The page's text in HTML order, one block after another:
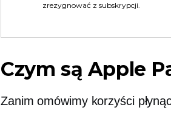
zrezygnować z subskrypcji.
Czym są Apple
Zanim omówimy korzyści